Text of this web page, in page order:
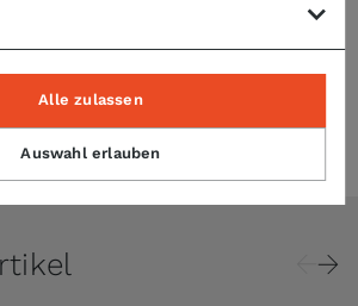
Auswahl erlauben
Alle zulassen